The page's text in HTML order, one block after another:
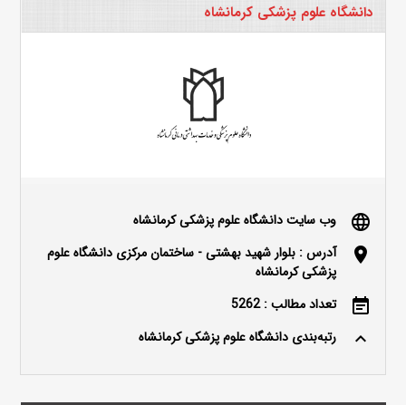
دانشگاه علوم پزشکی کرمانشاه
language وب سایت دانشگاه علوم پزشکی کرمانشاه
location_on
آدرس : بلوار شهید بهشتی - ساختمان مرکزی دانشگاه علوم
پزشکی کرمانشاه
event_note تعداد مطالب : 5262
keyboard_arrow_up رتبه‌بندی دانشگاه علوم پزشکی کرمانشاه